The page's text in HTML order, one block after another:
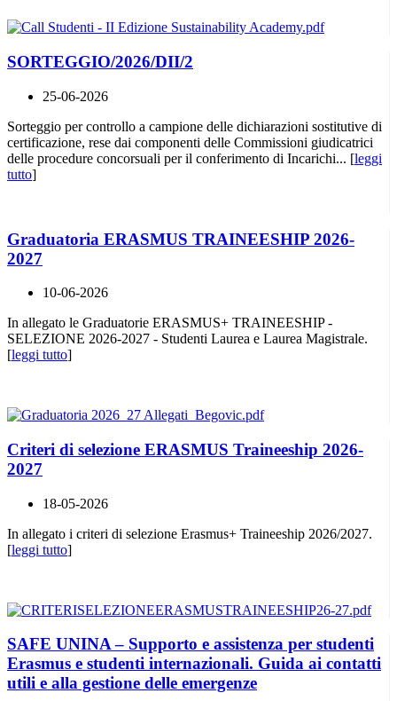
SORTEGGIO/2026/DII/2
25-06-2026
Sorteggio per controllo a campione delle dichiarazioni sostitutive di
certificazione, rese dai componenti delle Commissioni giudicatrici
delle procedure concorsuali per il conferimento di Incarichi... [leggi
tutto]
Graduatoria ERASMUS TRAINEESHIP 2026-
2027
10-06-2026
In allegato le Graduatorie ERASMUS+ TRAINEESHIP -
SELEZIONE 2026-2027 - Studenti Laurea e Laurea Magistrale.
[leggi tutto]
Criteri di selezione ERASMUS Traineeship 2026-
2027
18-05-2026
In allegato i criteri di selezione Erasmus+ Traineeship 2026/2027.
[leggi tutto]
SAFE UNINA – Supporto e assistenza per studenti
Erasmus e studenti internazionali. Guida ai contatti
utili e alla gestione delle emergenze